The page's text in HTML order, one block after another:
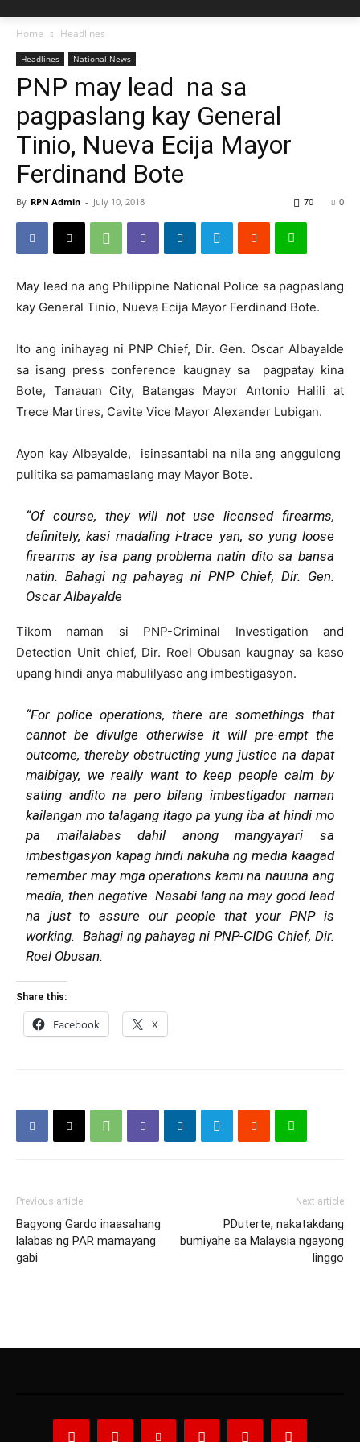
Home Headlines
Headlines National News
PNP may lead na sa
pagpaslang kay General
Tinio, Nueva Ecija Mayor
Ferdinand Bote
By RPN Admin - July 10, 2018 0
70
May lead na ang Philippine National Police sa pagpaslang
kay General Tinio, Nueva Ecija Mayor Ferdinand Bote.
Ito ang inihayag ni PNP Chief, Dir. Gen. Oscar Albayalde
sa isang press conference kaugnay sa pagpatay kina
Bote, Tanauan City, Batangas Mayor Antonio Halili at
Trece Martires, Cavite Vice Mayor Alexander Lubigan.
Ayon kay Albayalde, isinasantabi na nila ang anggulong
pulitika sa pamamaslang may Mayor Bote.
“Of course, they will not use licensed firearms,
definitely, kasi madaling i-trace yan, so yung loose
firearms ay isa pang problema natin dito sa bansa
natin. Bahagi ng pahayag ni PNP Chief, Dir. Gen.
Oscar Albayalde
Tikom naman si PNP-Criminal Investigation and
Detection Unit chief, Dir. Roel Obusan kaugnay sa kaso
upang hindi anya mabulilyaso ang imbestigasyon.
“For police operations, there are somethings that
cannot be divulge otherwise it will pre-empt the
outcome, thereby obstructing yung justice na dapat
maibigay, we really want to keep people calm by
sating andito na pero bilang imbestigador naman
kailangan mo talagang itago pa yung iba at hindi mo
pa mailalabas dahil anong mangyayari sa
imbestigasyon kapag hindi nakuha ng media kaagad
remember may mga operations kami na nauuna ang
media, then negative. Nasabi lang na may good lead
na just to assure our people that your PNP is
working. Bahagi ng pahayag ni PNP-CIDG Chief, Dir.
Roel Obusan.
Share this:
Facebook X
Previous article
Bagyong Gardo inaasahang
lalabas ng PAR mamayang
gabi
Next article
PDuterte, nakatakdang
bumiyahe sa Malaysia ngayong
linggo